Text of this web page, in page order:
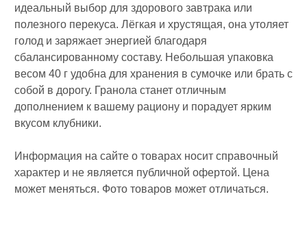
идеальный выбор для здорового завтрака или
полезного перекуса. Лёгкая и хрустящая, она утоляет
голод и заряжает энергией благодаря
сбалансированному составу. Небольшая упаковка
весом 40 г удобна для хранения в сумочке или брать с
собой в дорогу. Гранола станет отличным
дополнением к вашему рациону и порадует ярким
вкусом клубники.
Информация на сайте о товарах носит справочный
характер и не является публичной офертой. Цена
может меняться. Фото товаров может отличаться.